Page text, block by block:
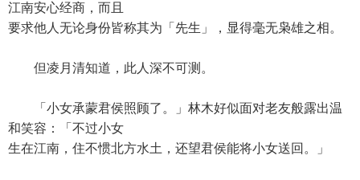
江南安心经商，而且
要求他人无论身份皆称其为「先生」，显得毫无枭雄之相。
但凌月清知道，此人深不可测。
「小女承蒙君侯照顾了。」林木好似面对老友般露出温
和笑容：「不过小女
生在江南，住不惯北方水土，还望君侯能将小女送回。」